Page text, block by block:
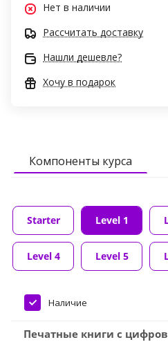
Нет в наличии
Рассчитать доставку
Нашли дешевле?
Хочу в подарок
Компоненты курса
Starter Level 1
Level 4 Level 5
Наличие
Печатные книги с